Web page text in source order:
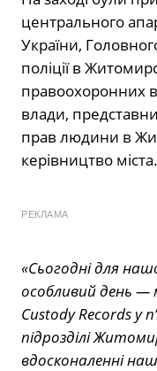
центрального
України,
поліції в
правоохоронних
влади,
прав людини в
керівництво міста.
РЕКЛАМА
«Сьогодні для
особливий день —
Custody Records у
підрозділі
вдосконаленні